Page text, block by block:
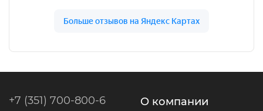
+7 (351) 700-800-6 О компании